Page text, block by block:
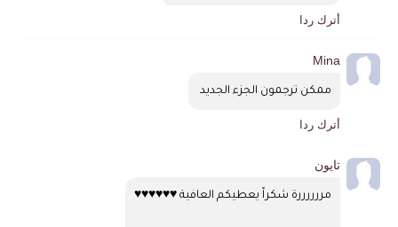
أترك ردا
Mina
ممكن ترجمون الجزء الجديد
أترك ردا
تايون
مررررررة شكراً يعطيكم العافية ♥️♥️♥️♥️♥️♥️